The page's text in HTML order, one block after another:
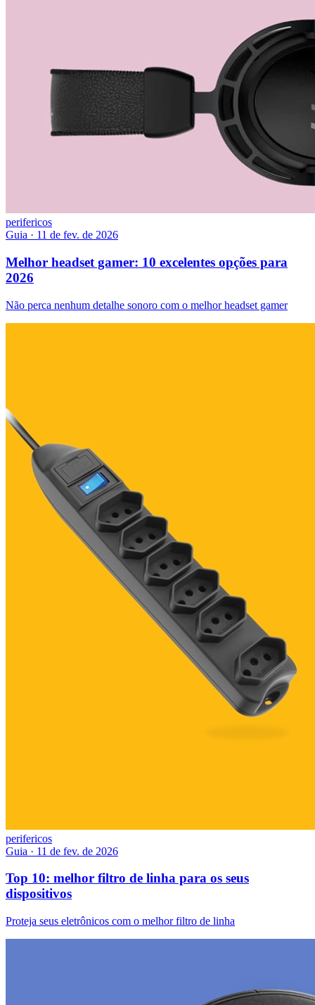
perifericos
Guia · 11 de fev. de 2026
Melhor headset gamer: 10 excelentes opções para
2026
Não perca nenhum detalhe sonoro com o melhor headset gamer
perifericos
Guia · 11 de fev. de 2026
Top 10: melhor filtro de linha para os seus
dispositivos
Proteja seus eletrônicos com o melhor filtro de linha